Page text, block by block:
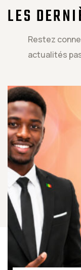
LES
Restez
actualités